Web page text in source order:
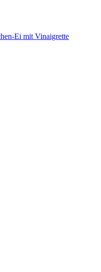
Ei mit Vinaigrette